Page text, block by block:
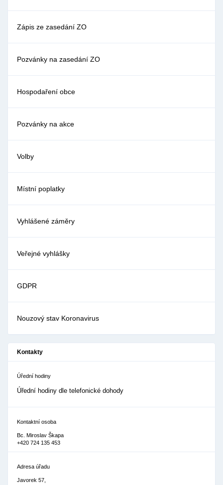
Zápis ze zasedání ZO
Pozvánky na zasedání ZO
Hospodaření obce
Pozvánky na akce
Volby
Místní poplatky
Vyhlášené záměry
Veřejné vyhlášky
GDPR
Nouzový stav Koronavirus
Kontakty
Úřední hodiny
Úřední hodiny dle telefonické dohody
Kontaktní osoba
Bc. Miroslav Škapa
+420 724 135 453
Adresa úřadu
Javorek 57,